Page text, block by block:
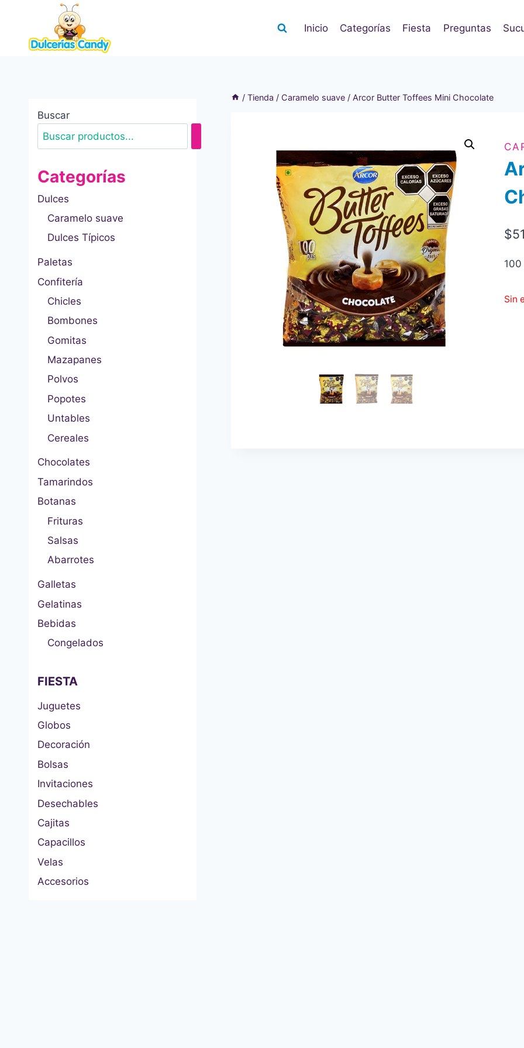
contenido
Inicio Categorías Fiesta Preguntas
/ Tienda / Caramelo suave / Arcor Butter Toffees Mini Chocolate
$
Sin
Buscar
Categorías
Dulces
Caramelo suave
Dulces Típicos
Paletas
Confitería
Chicles
Bombones
Gomitas
Mazapanes
Polvos
Popotes
Untables
Cereales
Chocolates
Tamarindos
Botanas
Frituras
Salsas
Abarrotes
Galletas
Gelatinas
Bebidas
Congelados
FIESTA
Juguetes
Globos
Decoración
Bolsas
Invitaciones
Desechables
Cajitas
Capacillos
Velas
Accesorios